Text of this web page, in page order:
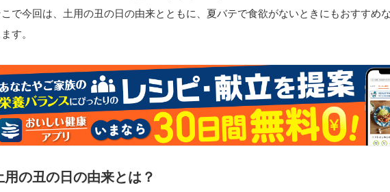
で今回は、土用の丑の日の由来とともに、夏バテで食欲がないときにもおすすめ
す。
用の丑の日の由来とは？